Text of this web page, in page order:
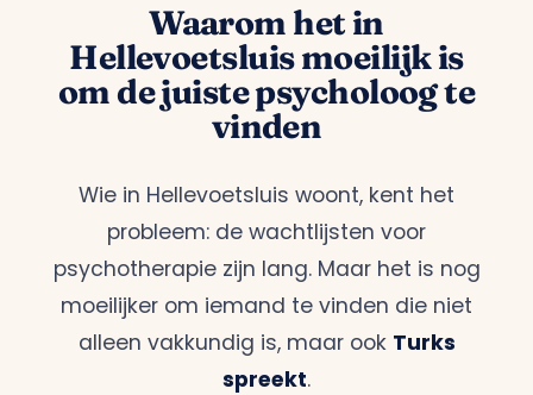
Waarom het in
Hellevoetsluis moeilijk is
om de juiste psycholoog te
vinden
Wie in Hellevoetsluis woont, kent het
probleem: de wachtlijsten voor
psychotherapie zijn lang. Maar het is nog
moeilijker om iemand te vinden die niet
alleen vakkundig is, maar ook Turks
spreekt.